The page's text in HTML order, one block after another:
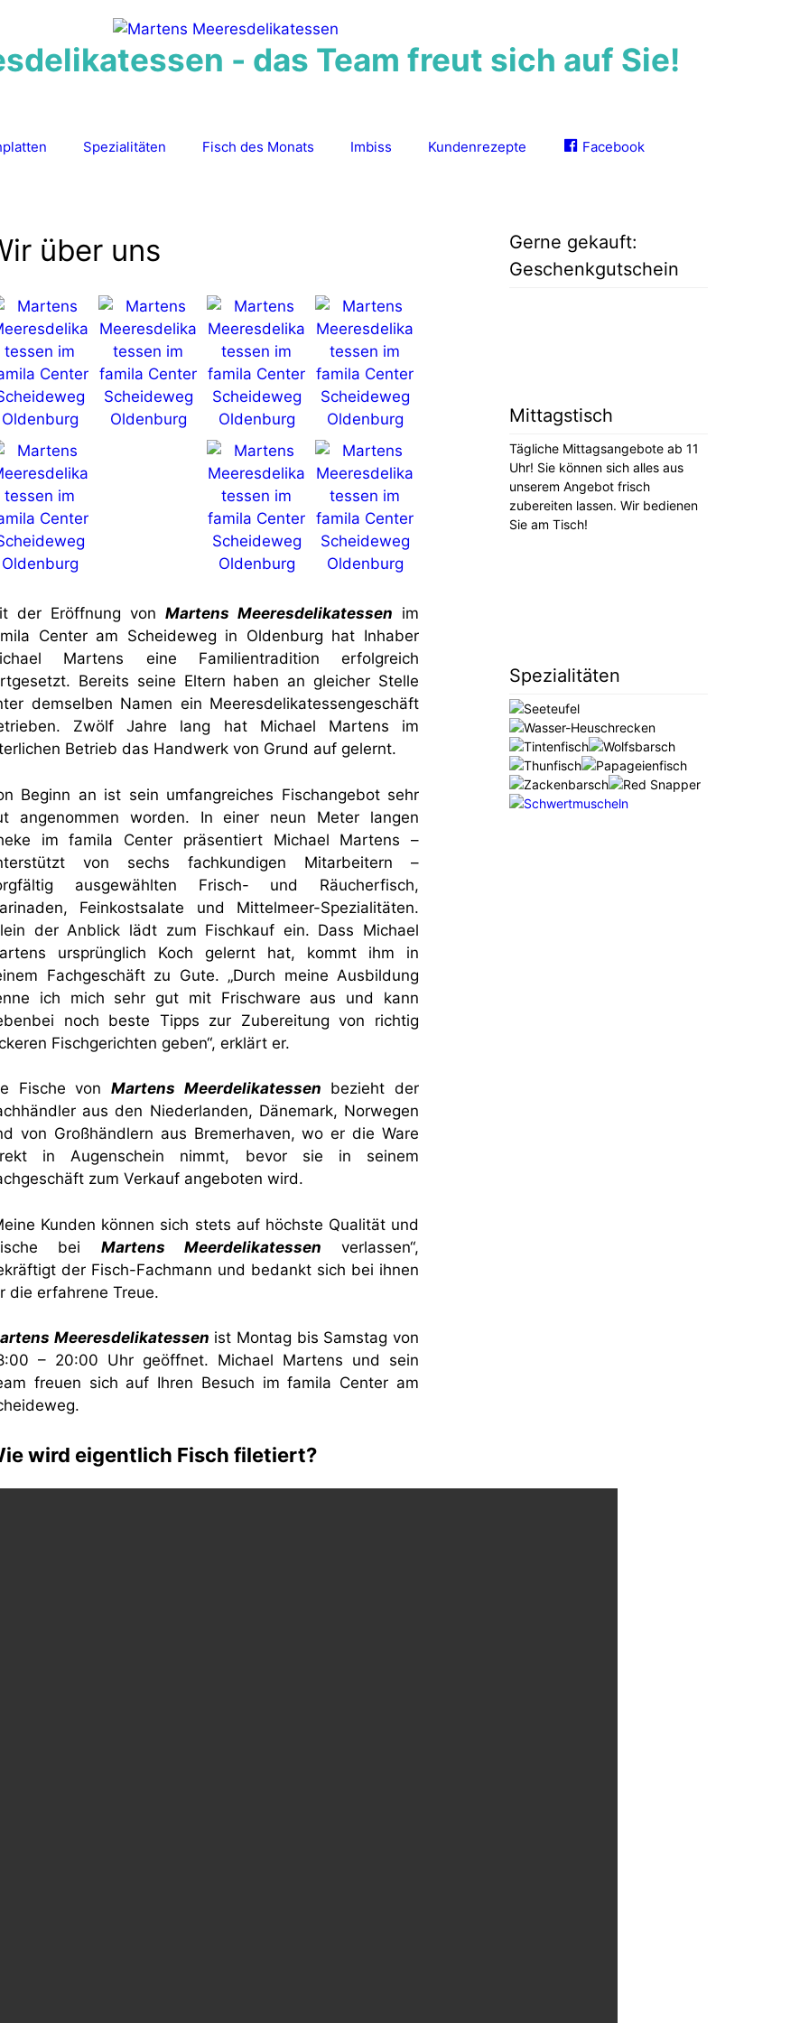
- das Team freut sich auf Sie!
Spezialitäten Fisch des Monats Imbiss Kundenrezepte Facebook
über uns
der Eröffnung von Martens Meeresdelikatessen im
Center am Scheideweg in Oldenburg hat Inhaber
Martens eine Familientradition erfolgreich
Bereits seine Eltern haben an gleicher Stelle
demselben Namen ein Meeresdelikatessengeschäft
Zwölf Jahre lang hat Michael Martens im
Betrieb das Handwerk von Grund auf gelernt.
Beginn an ist sein umfangreiches Fischangebot sehr
angenommen worden. In einer neun Meter langen
im famila Center präsentiert Michael Martens –
von sechs fachkundigen Mitarbeitern –
ausgewählten Frisch- und Räucherfisch,
Feinkostsalate und Mittelmeer-Spezialitäten.
der Anblick lädt zum Fischkauf ein. Dass Michael
ursprünglich Koch gelernt hat, kommt ihm in
Fachgeschäft zu Gute. „Durch meine Ausbildung
ich mich sehr gut mit Frischware aus und kann
noch beste Tipps zur Zubereitung von richtig
Fischgerichten geben“, erklärt er.
Fische von Martens Meerdelikatessen bezieht der
aus den Niederlanden, Dänemark, Norwegen
von Großhändlern aus Bremerhaven, wo er die Ware
in Augenschein nimmt, bevor sie in seinem
zum Verkauf angeboten wird.
Kunden können sich stets auf höchste Qualität und
bei Martens Meerdelikatessen verlassen“,
der Fisch-Fachmann und bedankt sich bei ihnen
die erfahrene Treue.
Meeresdelikatessen ist Montag bis Samstag von
– 20:00 Uhr geöffnet. Michael Martens und sein
freuen sich auf Ihren Besuch im famila Center am
wird eigentlich Fisch filetiert?
Gerne gekauft:
Geschenkgutschein
Mittagstisch
Tägliche Mittagsangebote ab 11
Uhr! Sie können sich alles aus
unserem Angebot frisch
zubereiten lassen. Wir bedienen
Sie am Tisch!
Spezialitäten